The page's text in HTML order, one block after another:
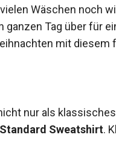
Wäschen noch
Tag über für
mit
nur als klassisches
Standard Sweatshirt.